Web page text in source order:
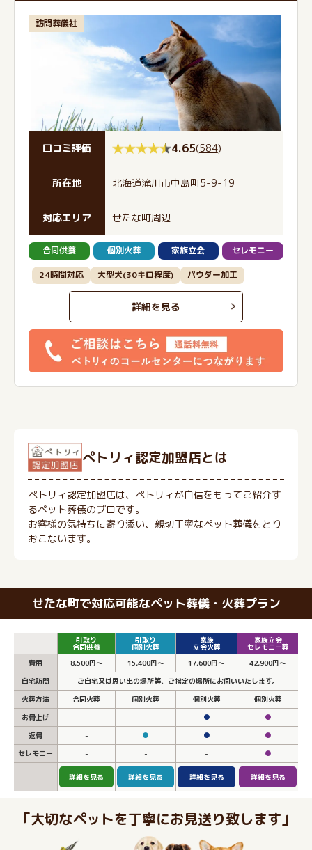
訪問葬儀社
口コミ評価 4.65(584)
所在地 北海道滝川市中島町5-9-19
対応エリア せたな町周辺
合同供養 個別火葬 家族立会 セレモニー
24時間対応 大型犬(30キロ程度) パウダー加工
詳細を見る
ぺトリィ認定加盟店とは
ペトリィ認定加盟店は、ペトリィが自信をもってご紹介す
るペット葬儀のプロです。
お客様の気持ちに寄り添い、親切丁寧なペット葬儀をとり
おこないます。
せたな町で対応可能なペット葬儀・火葬プラン
引取り
合同供養
引取り
個別火葬
家族
立会火葬
家族立会
セレモニー葬
費用
8,500円～ 15,400円～ 17,600円～
42,900円～
自宅訪問
ご自宅又は思い出の場所等、ご指定の場所にお伺いいたします。
火葬方法
合同火葬 個別火葬 個別火葬
個別火葬
お骨上げ
- - ●
●
返骨
- ● ●
●
セレモニー
- - - ●
詳細を見る 詳細を見る 詳細を見る 詳細を見る
「大切なペットを丁寧にお見送り致します」